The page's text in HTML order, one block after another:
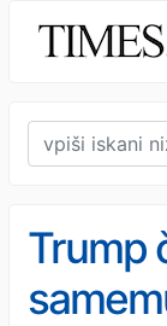
Trump